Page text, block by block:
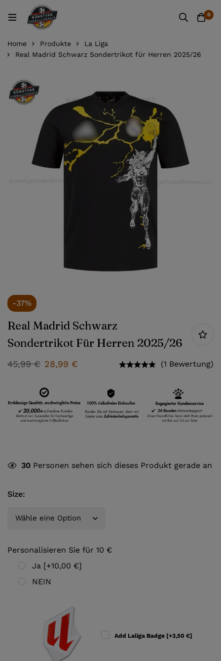
0
Home Produkte
La Liga
Real Madrid Schwarz Sondertrikot für Herren 2025/26
-37%
Real Madrid Schwarz
Sondertrikot Für Herren 2025/26
45,99€ 28,99 € (1 Bewertung)
30 Personen sehen sich dieses Produkt gerade an
Size:
Personalisieren Sie für 10 €
Ja [+10,00 €]
NEIN
Add Laliga Badge [+3,50 €]